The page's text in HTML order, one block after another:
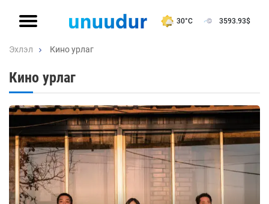
30°C 3593.93$
Эхлэл Кино урлаг
Кино урлаг